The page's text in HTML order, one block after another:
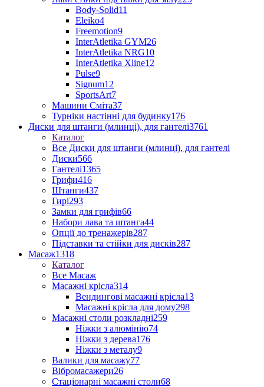
Body-Solid11
Eleiko4
Freemotion9
InterAtletika GYM26
InterAtletika NRG10
InterAtletika Xline12
Pulse9
Signum12
SportsArt7
Машини Сміта37
Турніки настінні для будинку176
Диски для штанги (млинці), для гантелі3761
Каталог
Все Диски для штанги (млинці), для гантелі
Диски566
Гантелі1365
Грифи416
Штанги437
Гирі293
Замки для грифів66
Набори лава та штанга44
Опції до тренажерів287
Підставки та стійки для дисків287
Масаж1318
Каталог
Все Масаж
Масажні крісла314
Вендингові масажні крісла13
Масажні крісла для дому298
Масажні столи розкладні259
Ніжки з алюмінію74
Ніжки з дерева176
Ніжки з металу9
Валики для масажу77
Вібромасажери26
Стаціонарні масажні столи68